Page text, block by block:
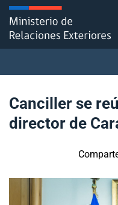
Click acá para ir
Ministerio
Política Exterior
Embajadas y
Canciller se
director de